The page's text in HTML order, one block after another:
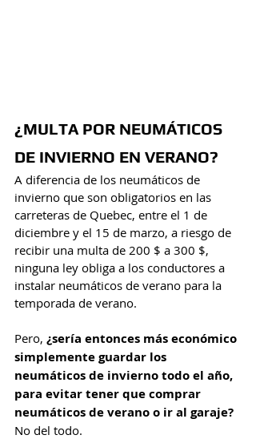
¿MULTA POR NEUMÁTICOS
DE INVIERNO EN VERANO?
A diferencia de los neumáticos de
invierno que son obligatorios en las
carreteras de Quebec, entre el 1 de
diciembre y el 15 de marzo, a riesgo de
recibir una multa de 200 $ a 300 $,
ninguna ley obliga a los conductores a
instalar neumáticos de verano para la
temporada de verano.
Pero, ¿sería entonces más económico
simplemente guardar los
neumáticos de invierno todo el año,
para evitar tener que comprar
neumáticos de verano o ir al garaje?
No del todo.